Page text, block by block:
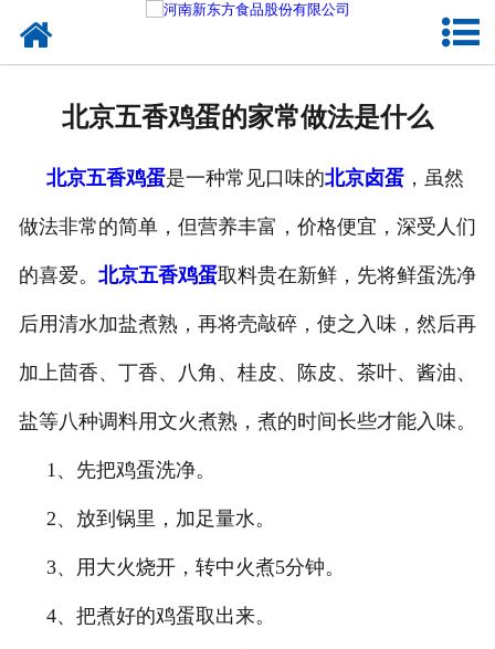
加入新东方
联系我们
北京五香鸡蛋的家常做法是什么
北京五香鸡蛋是一种常见口味的北京卤蛋，虽然
做法非常的简单，但营养丰富，价格便宜，深受人们
的喜爱。 北京五香鸡蛋取料贵在新鲜，先将鲜蛋洗净
后用清水加盐煮熟，再将壳敲碎，使之入味，然后再
加上茴香、丁香、八角、桂皮、陈皮、茶叶、酱油、
盐等八种调料用文火煮熟，煮的时间长些才能入味。
1、先把鸡蛋洗净。
2、放到锅里，加足量水。
3、用大火烧开，转中火煮5分钟。
4、把煮好的鸡蛋取出来。